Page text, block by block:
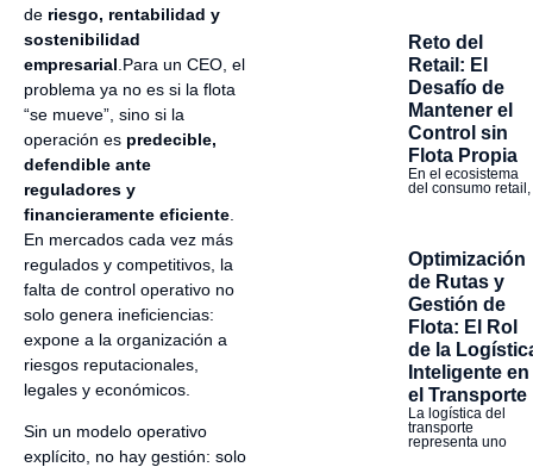
de riesgo, rentabilidad y
sostenibilidad
empresarial .Para un CEO, el
problema ya no es si la flota
“se mueve”, sino si la
operación es predecible,
defendible ante
reguladores y
financieramente eficiente
En mercados cada vez más
regulados y competitivos, la
falta de control operativo no
solo genera ineficiencias:
expone a la organización a
riesgos reputacionales,
legales y económicos.
Sin un modelo operativo
explícito, no hay gestión: solo
Reto del
Retail: El
Desafío de
Mantener el
Control sin
Flota Propia
En el ecosistema
del consumo retail,
Optimización
de Rutas y
Gestión de
Flota: El Rol
de la
Inteligente en
el Transporte
La logística del
transporte
representa uno